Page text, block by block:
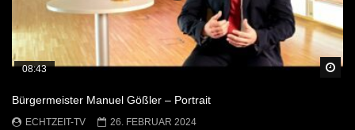
08:43
Bürgermeister Manuel Gößler – Portrait
ECHTZEIT-TV
26. FEBRUAR 2024